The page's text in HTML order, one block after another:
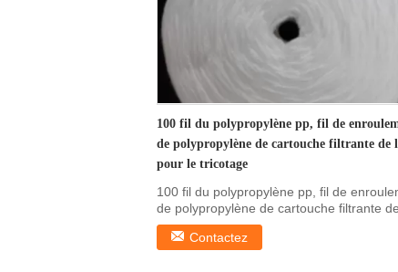
100 fil du polypropylène pp, fil de
de polypropylène de cartouche filtrante de
pour le tricotage
100 fil du polypropylène pp, fil de
de polypropylène de cartouche filtrante de
l'eau ...
Contactez